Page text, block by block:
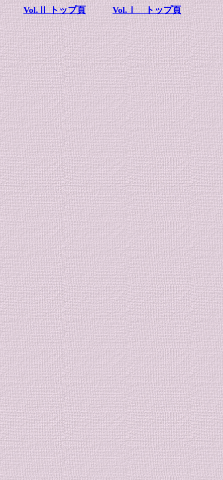
Vol.Ⅱ トップ頁 Vol.Ⅰ トップ頁